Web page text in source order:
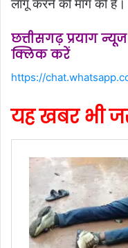
लागू करने की मांग की है।
छत्तीसगढ़ प्रयाग
क्लिक करें
https://
यह खबर भी